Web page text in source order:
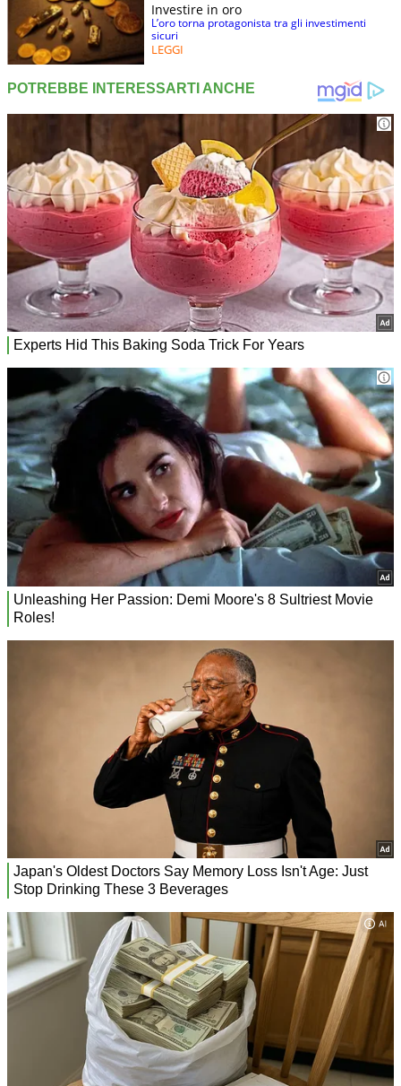
Investire in oro
L’oro torna protagonista tra gli investimenti
sicuri
LEGGI